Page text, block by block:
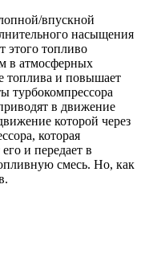
впускной
насыщения
этого топливо
в атмосферных
топлива и повышает
турбокомпрессора
в движение
которой через
которая
и передает в
смесь. Но, как